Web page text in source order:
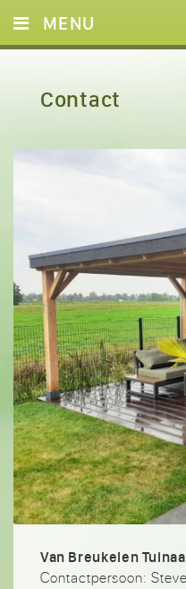
MENU
DIENSTEN
Contact
Van Breukelen
Contactpersoon: